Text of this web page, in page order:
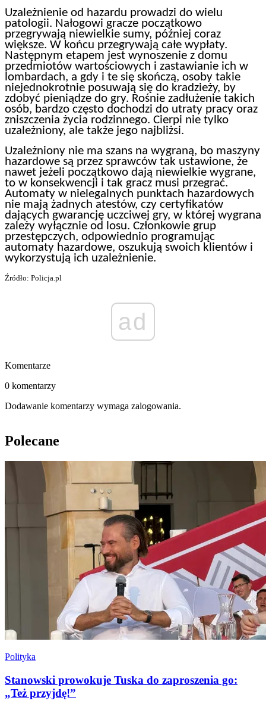
Uzależnienie od hazardu prowadzi do wielu
patologii. Nałogowi gracze początkowo
przegrywają niewielkie sumy, później coraz
większe. W końcu przegrywają całe wypłaty.
Następnym etapem jest wynoszenie z domu
przedmiotów wartościowych i zastawianie ich w
lombardach, a gdy i te się skończą, osoby takie
niejednokrotnie posuwają się do kradzieży, by
zdobyć pieniądze do gry. Rośnie zadłużenie takich
osób, bardzo często dochodzi do utraty pracy oraz
zniszczenia życia rodzinnego. Cierpi nie tylko
uzależniony, ale także jego najbliżsi.
Uzależniony nie ma szans na wygraną, bo maszyny
hazardowe są przez sprawców tak ustawione, że
nawet jeżeli początkowo dają niewielkie wygrane,
to w konsekwencji i tak gracz musi przegrać.
Automaty w nielegalnych punktach hazardowych
nie mają żadnych atestów, czy certyfikatów
dających gwarancję uczciwej gry, w której wygrana
zależy wyłącznie od losu. Członkowie grup
przestępczych, odpowiednio programując
automaty hazardowe, oszukują swoich klientów i
wykorzystują ich uzależnienie.
Źródło: Policja.pl
ad
Komentarze
0 komentarzy
Dodawanie komentarzy wymaga zalogowania.
Polecane
Polityka
Stanowski prowokuje Tuska do zaproszenia go:
„Też przyjdę!”